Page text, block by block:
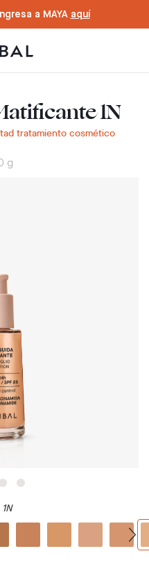
a MAYA aquí
1N
tratamiento cosmético
g